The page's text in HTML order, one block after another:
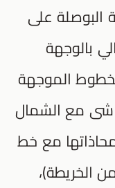
البوصلة على
بالوجهة
الموجهة
مع الشمال
مع خط
الخريطة)،